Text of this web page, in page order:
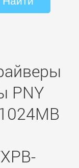
PNY